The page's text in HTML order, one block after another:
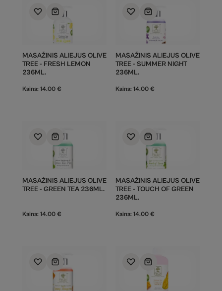
MASAŽINIS ALIEJUS OLIVE
TREE - FRESH LEMON
236ML.
Kaina: 14.00 €
MASAŽINIS ALIEJUS OLIVE
TREE - SUMMER NIGHT
236ML.
Kaina: 14.00 €
MASAŽINIS ALIEJUS OLIVE
TREE - GREEN TEA 236ML.
Kaina: 14.00 €
MASAŽINIS ALIEJUS OLIVE
TREE - TOUCH OF GREEN
236ML.
Kaina: 14.00 €